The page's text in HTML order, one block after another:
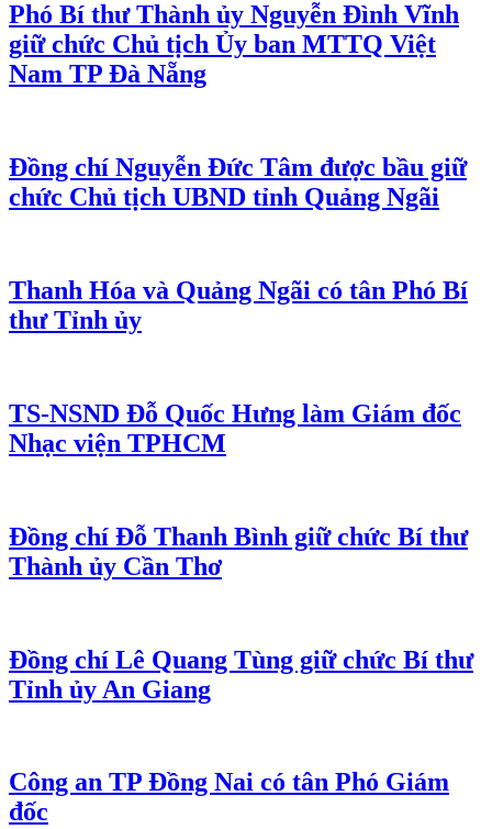
Phó Bí thư Thành ủy Nguyễn Đình Vĩnh
giữ chức Chủ tịch Ủy ban MTTQ Việt
Nam TP Đà Nẵng
Đồng chí Nguyễn Đức Tâm được bầu giữ
chức Chủ tịch UBND tỉnh Quảng Ngãi
Thanh Hóa và Quảng Ngãi có tân Phó Bí
thư Tỉnh ủy
TS-NSND Đỗ Quốc Hưng làm Giám đốc
Nhạc viện TPHCM
Đồng chí Đỗ Thanh Bình giữ chức Bí thư
Thành ủy Cần Thơ
Đồng chí Lê Quang Tùng giữ chức Bí thư
Tỉnh ủy An Giang
Công an TP Đồng Nai có tân Phó Giám
đốc